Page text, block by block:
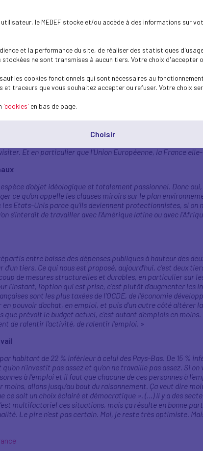
On a l'impression qu'ils sont un peu décalés des
contresens de ce qu'il faudrait faire. Ce qu'on a préconisé,
et de la croissance».
pacte vert, mais il faut le réaménager. Les directives CSRD
drapeau blanc, celui de la reddition. Pourquoi ? Parce
de réglementations, de contraintes, qui la disqualifient
est le continent le plus vertueux en matière d'émissions
mondial. Il faut continuer sur ce chemin. Mais il ne faut
Et en particulier que l'Union Européenne, la France
d'objet idéologique et totalement passionnel. Donc
ce qu'on appelle les clauses miroirs sur le plan
Etats-Unis parce qu'ils deviennent protectionnistes, si on
s'interdit de travailler avec l'Amérique latine ou avec
entre baisse des dépenses publiques à hauteur des
tiers. Ce qui nous est proposé, aujourd'hui, c'est deux
de mesures structurelles et durables, en particulier sur
l'instant, l'option qui est prise, c'est plutôt d'augmenter les
sont les plus taxées de l'OCDE, de l'économie
pouvoir d'achat, en emploi, et puis d'un autre côté
que prévoit le budget actuel, c'est autant d'emplois en
de ralentir l'activité, de ralentir l'emploi. »
habitant de 22 % inférieur à celui des Pays-Bas. De 15 %
n'investit pas assez et qu'on ne travaille pas assez. Si
à l'emploi et il faut que chacune de ces personnes à
allons jusqu'au bout du raisonnement. Ça veut dire
ce soit un choix éclairé et démocratique ». (…) Il y a des
multifactoriel ces situations, mais ça résulte en bonne
Le pire n'est pas certain. Moi, je reste très optimiste.
le MEDEF stocke et/ou accède à des informations sur
et la performance du site, de réaliser des statistiques
ne sont transmises à aucun tiers. Votre choix
les cookies fonctionnels qui sont nécessaires au
traceurs que vous souhaitez accepter ou refuser. Votre choix
'cookies' en bas de page.
Choisir